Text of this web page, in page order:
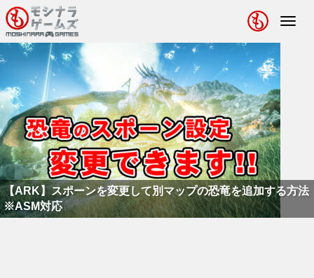
【ARK】Epic Games版をプレイする際の注意点